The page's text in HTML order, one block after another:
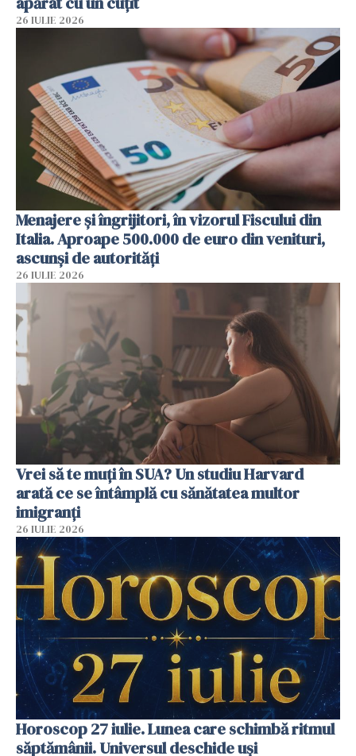
26 IULIE 2026
Menajere și îngrijitori, în vizorul Fiscului din
Italia. Aproape 500.000 de euro din venituri,
ascunși de autorități
26 IULIE 2026
Vrei să te muți în SUA? Un studiu Harvard
arată ce se întâmplă cu sănătatea multor
imigranți
26 IULIE 2026
Horoscop 27 iulie. Lunea care schimbă ritmul
săptămânii. Universul deschide uși